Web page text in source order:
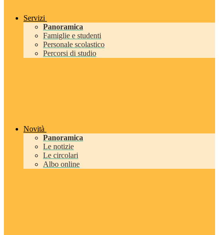
Servizi
Panoramica
Famiglie e studenti
Personale scolastico
Percorsi di studio
Novità
Panoramica
Le notizie
Le circolari
Albo online